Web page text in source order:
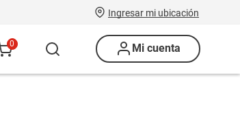
Ingresar mi ubicación
0 Mi cuenta